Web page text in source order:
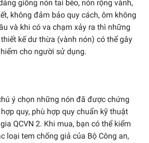
giống nón tai bèo, nón rộng vành,
không đảm bảo quy cách, ôm không
và khi có va chạm xảy ra thì những
kế dư thừa (vành nón) có thể gây
cho người sử dụng.
ý chọn những nón đã được chứng
quy, phù hợp quy chuẩn kỹ thuật
QCVN 2. Khi mua, bạn có thể kiểm
loại tem chống giả của Bộ Công an,